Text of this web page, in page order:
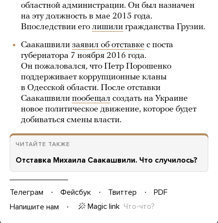
областной администрации. Он был назначен
на эту должность в мае 2015 года.
Впоследствии его лишили гражданства Грузии.
Саакашвили заявил об отставке с поста
губернатора 7 ноября 2016 года.
Он пожаловался, что Петр Порошенко
поддерживает коррупционные кланы
в Одесской области. После отставки
Саакашвили пообещал создать на Украине
новое политическое движение, которое будет
добиваться смены власти.
ЧИТАЙТЕ ТАКЖЕ
Отставка Михаила Саакашвили. Что случилось?
Телеграм Фейсбук Твиттер
PDF
Напишите нам
Magic link Что-что?